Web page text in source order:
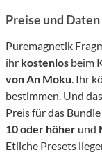
Preise und Daten
Puremagnetik
ihr kostenlos beim
von An Moku. Ihr
bestimmen. Und das
Preis für das
10 oder höher und
Etliche Presets